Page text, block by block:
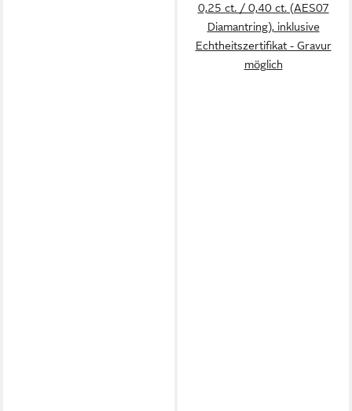
0,25 ct. / 0,40 ct. (AES07
Diamantring), inklusive
Echtheitszertifikat - Gravur
möglich